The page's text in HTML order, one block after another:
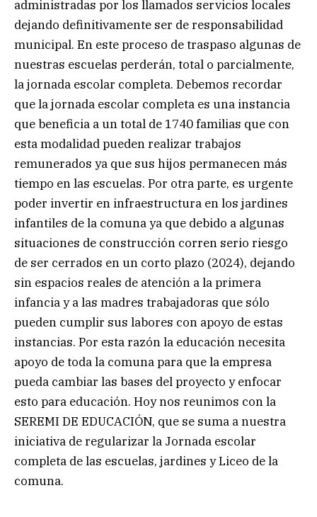
administradas por los llamados servicios locales
dejando definitivamente ser de responsabilidad
municipal. En este proceso de traspaso algunas de
nuestras escuelas perderán, total o parcialmente,
la jornada escolar completa. Debemos recordar
que la jornada escolar completa es una instancia
que beneficia a un total de 1740 familias que con
esta modalidad pueden realizar trabajos
remunerados ya que sus hijos permanecen más
tiempo en las escuelas. Por otra parte, es urgente
poder invertir en infraestructura en los jardines
infantiles de la comuna ya que debido a algunas
situaciones de construcción corren serio riesgo
de ser cerrados en un corto plazo (2024), dejando
sin espacios reales de atención a la primera
infancia y a las madres trabajadoras que sólo
pueden cumplir sus labores con apoyo de estas
instancias. Por esta razón la educación necesita
apoyo de toda la comuna para que la empresa
pueda cambiar las bases del proyecto y enfocar
esto para educación. Hoy nos reunimos con la
SEREMI DE EDUCACIÓN, que se suma a nuestra
iniciativa de regularizar la Jornada escolar
completa de las escuelas, jardines y Liceo de la
comuna.